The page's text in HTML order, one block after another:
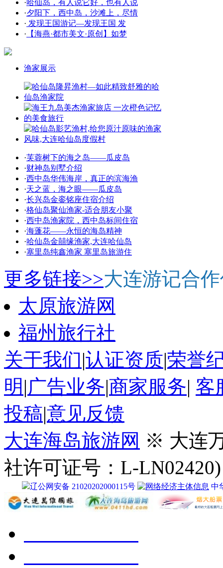
·哈仙岛，有人说它好，也有人说
·夕阳下，西中岛，沙滩上，尽情
· 发现王国游记—发现王国 发
· 【海燕·都市美文·原创】如梦
渔家展示
·芙蓉树下的海之岛——瓜皮岛
·财神岛别墅介绍
·西中岛华伟海岸，真正的滨海渔
·天之蓝，海之眼——瓜皮岛
·长兴岛金銮铭座住宿介绍
·格仙岛聚仙渔家-适合朋友小聚
·西中岛渔家院，西中岛标间住宿
·海蓬花——永恒的海岛精神
·哈仙岛金囍缘渔家,大连哈仙岛
·塞里岛纯鑫渔家 塞里岛旅游住
更多链接>>大连游记合
太原旅游网
福州旅行社
关于我们|认证资质|荣誉
明 |广告业务|商家服务| 客
投稿|意见反馈
大连海岛旅游网 ※ 大连
社许可证号：L-LN02420)
辽公网安备 21020202000115号 中